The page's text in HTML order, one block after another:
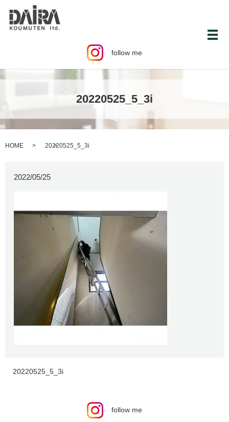
follow me
メ
20220525_5_3i
HOME 20220525_5_3i
2022/05/25
20220525_5_3i
follow me